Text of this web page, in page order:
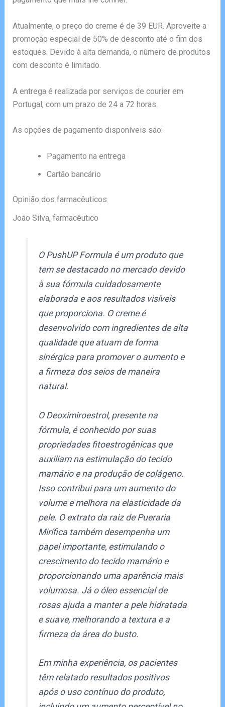
Atualmente, o preço do creme é de 39 EUR. Aproveite a
promoção especial de 50% de desconto até o fim dos
estoques. Devido à alta demanda, o número de produtos
com desconto é limitado.
A entrega é realizada por serviços de courier em
Portugal, com um prazo de 24 a 72 horas.
As opções de pagamento disponíveis são:
Pagamento na entrega
Cartão bancário
Opinião dos farmacêuticos
João Silva, farmacêutico
O PushUP Formula é um produto que
tem se destacado no mercado devido
à sua fórmula cuidadosamente
elaborada e aos resultados visíveis
que proporciona. O creme é
desenvolvido com ingredientes de alta
qualidade que atuam de forma
sinérgica para promover o aumento e
a firmeza dos seios de maneira
natural.
O Deoximiroestrol, presente na
fórmula, é conhecido por suas
propriedades fitoestrogênicas que
auxiliam na estimulação do tecido
mamário e na produção de colágeno.
Isso contribui para um aumento do
volume e melhora na elasticidade da
pele. O extrato da raiz de Pueraria
Mirífica também desempenha um
papel importante, estimulando o
crescimento do tecido mamário e
proporcionando uma aparência mais
volumosa. Já o óleo essencial de
rosas ajuda a manter a pele hidratada
e suave, melhorando a textura e a
firmeza da área do busto.
Em minha experiência, os pacientes
têm relatado resultados positivos
após o uso contínuo do produto,